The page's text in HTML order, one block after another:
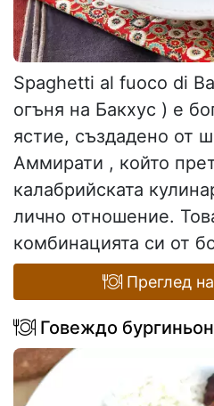
Spaghetti al fuoco di
огъня на Бакхус ) е
ястие, създадено от
Аммирати , който
калабрийската
лично отношение.
комбинацията си от
Преглед
Говеждо бургиньон